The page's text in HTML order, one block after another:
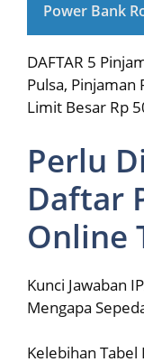
Power Bank
DAFTAR 5
Pulsa, Pinjaman
Limit Besar Rp
Perlu
Daftar
Online
Kunci Jawaban
Mengapa
Kelebihan Tabel